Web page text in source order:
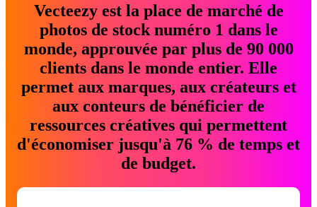
Vecteezy est la place de marché de
photos de stock numéro 1 dans le
monde, approuvée par plus de 90 000
clients dans le monde entier. Elle
permet aux marques, aux créateurs et
aux conteurs de bénéficier de
ressources créatives qui permettent
d'économiser jusqu'à 76 % de temps et
de budget.